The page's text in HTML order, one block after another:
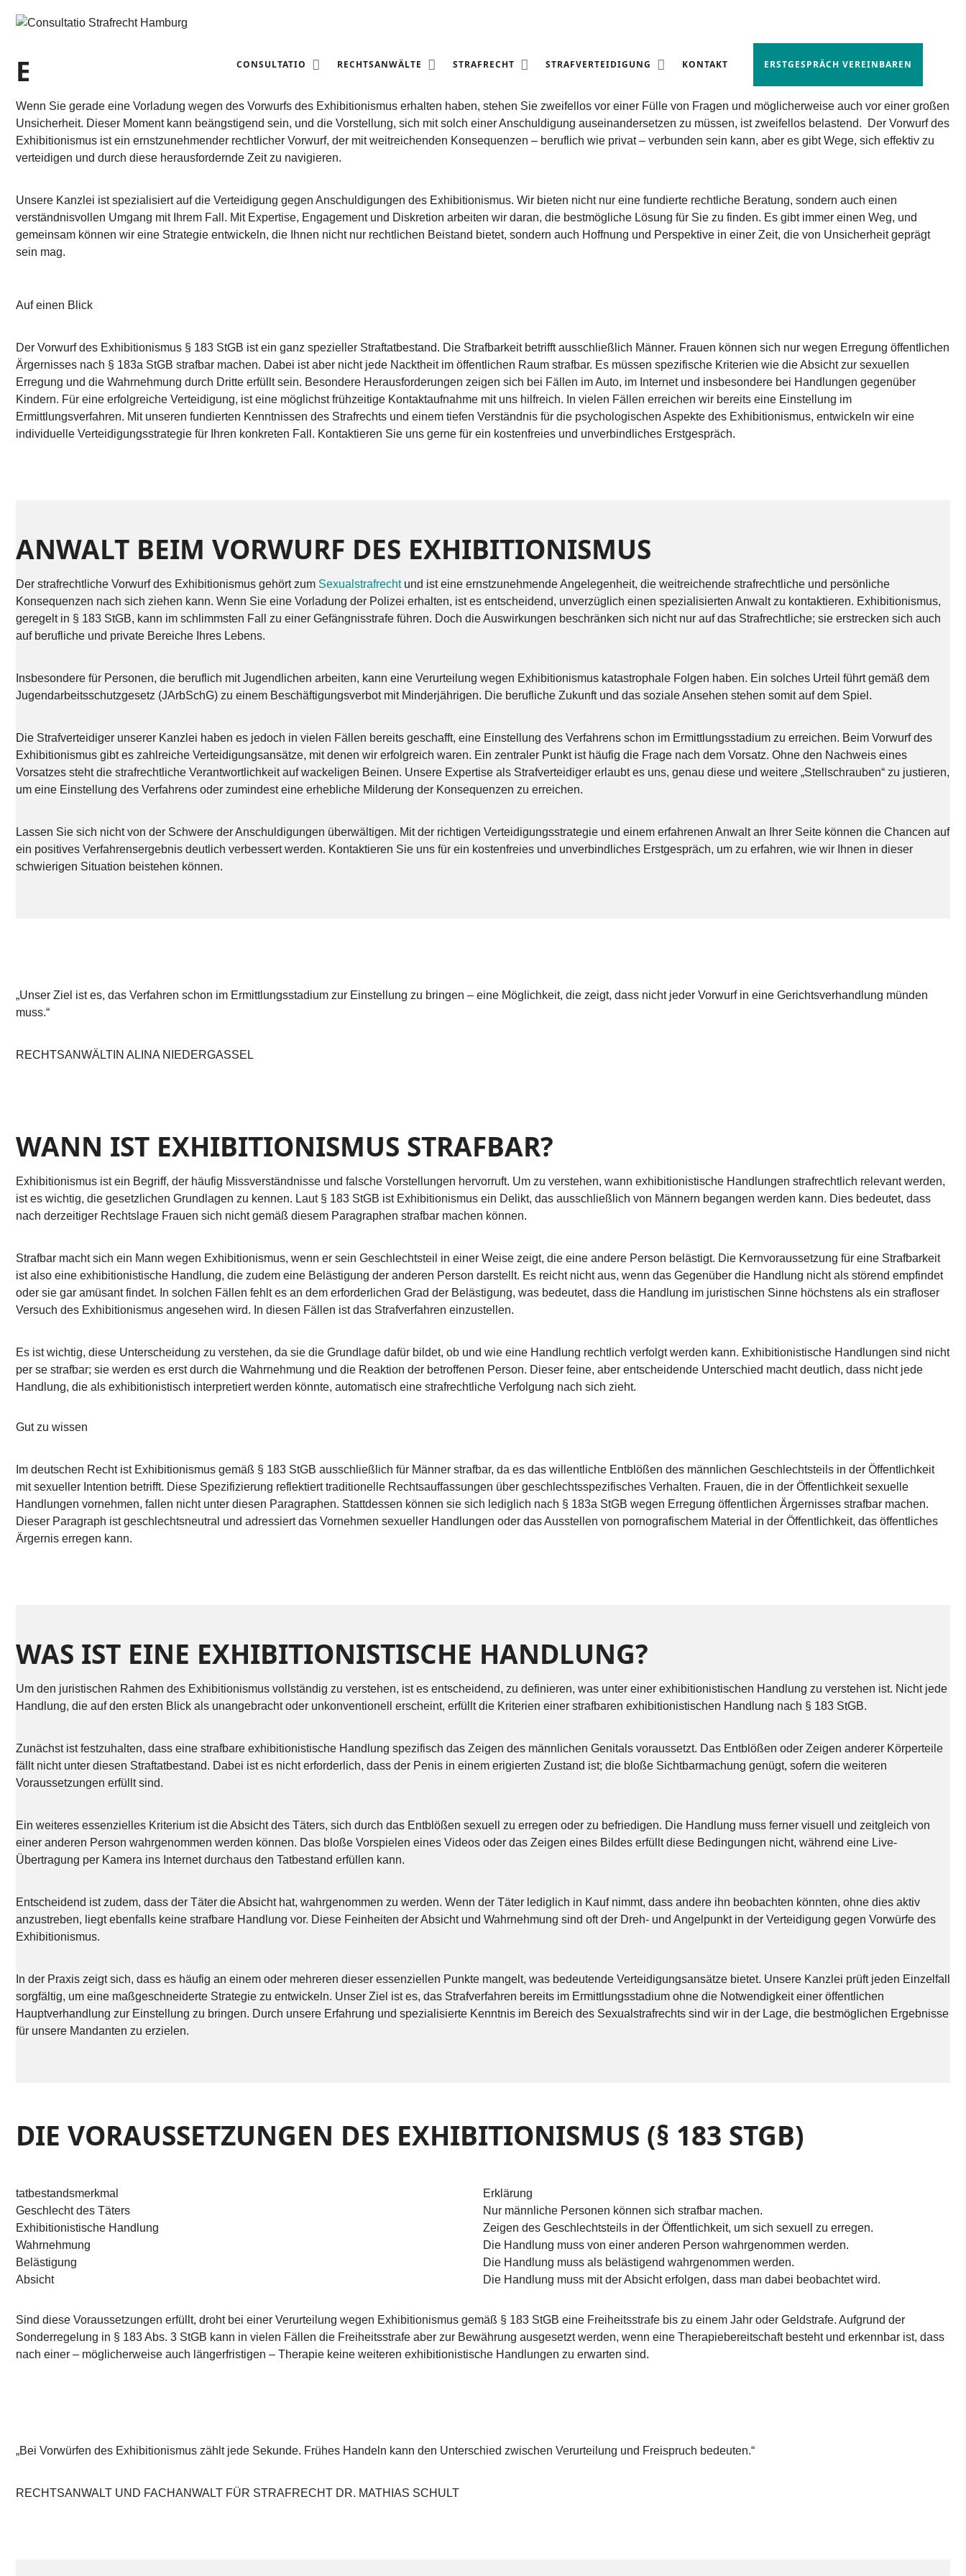
CONSULTATIO RECHTSANWÄLTE STRAFRECHT STRAFVERTEIDIGUNG KONTAKT ERSTGESPRÄCH VEREINBAREN
EXHIBITIONISMUS (§ 183 STGB)
Wenn Sie gerade eine Vorladung wegen des Vorwurfs des Exhibitionismus erhalten haben, stehen Sie zweifellos vor einer Fülle von Fragen und möglicherweise auch vor einer großen
Unsicherheit. Dieser Moment kann beängstigend sein, und die Vorstellung, sich mit solch einer Anschuldigung auseinandersetzen zu müssen, ist zweifellos belastend. Der Vorwurf des
Exhibitionismus ist ein ernstzunehmender rechtlicher Vorwurf, der mit weitreichenden Konsequenzen – beruflich wie privat – verbunden sein kann, aber es gibt Wege, sich effektiv zu
verteidigen und durch diese herausfordernde Zeit zu navigieren.
Unsere Kanzlei ist spezialisiert auf die Verteidigung gegen Anschuldigungen des Exhibitionismus. Wir bieten nicht nur eine fundierte rechtliche Beratung, sondern auch einen
verständnisvollen Umgang mit Ihrem Fall. Mit Expertise, Engagement und Diskretion arbeiten wir daran, die bestmögliche Lösung für Sie zu finden. Es gibt immer einen Weg, und
gemeinsam können wir eine Strategie entwickeln, die Ihnen nicht nur rechtlichen Beistand bietet, sondern auch Hoffnung und Perspektive in einer Zeit, die von Unsicherheit geprägt
sein mag.
Auf einen Blick
Der Vorwurf des Exhibitionismus § 183 StGB ist ein ganz spezieller Straftatbestand. Die Strafbarkeit betrifft ausschließlich Männer. Frauen können sich nur wegen Erregung öffentlichen
Ärgernisses nach § 183a StGB strafbar machen. Dabei ist aber nicht jede Nacktheit im öffentlichen Raum strafbar. Es müssen spezifische Kriterien wie die Absicht zur sexuellen
Erregung und die Wahrnehmung durch Dritte erfüllt sein. Besondere Herausforderungen zeigen sich bei Fällen im Auto, im Internet und insbesondere bei Handlungen gegenüber
Kindern. Für eine erfolgreiche Verteidigung, ist eine möglichst frühzeitige Kontaktaufnahme mit uns hilfreich. In vielen Fällen erreichen wir bereits eine Einstellung im
Ermittlungsverfahren. Mit unseren fundierten Kenntnissen des Strafrechts und einem tiefen Verständnis für die psychologischen Aspekte des Exhibitionismus, entwickeln wir eine
individuelle Verteidigungsstrategie für Ihren konkreten Fall. Kontaktieren Sie uns gerne für ein kostenfreies und unverbindliches Erstgespräch.
ANWALT BEIM VORWURF DES EXHIBITIONISMUS
Der strafrechtliche Vorwurf des Exhibitionismus gehört zum Sexualstrafrechtund ist eine ernstzunehmende Angelegenheit, die weitreichende strafrechtliche und persönliche
Konsequenzen nach sich ziehen kann. Wenn Sie eine Vorladung der Polizei erhalten, ist es entscheidend, unverzüglich einen spezialisierten Anwalt zu kontaktieren. Exhibitionismus,
geregelt in § 183 StGB, kann im schlimmsten Fall zu einer Gefängnisstrafe führen. Doch die Auswirkungen beschränken sich nicht nur auf das Strafrechtliche; sie erstrecken sich auch
auf berufliche und private Bereiche Ihres Lebens.
Insbesondere für Personen, die beruflich mit Jugendlichen arbeiten, kann eine Verurteilung wegen Exhibitionismus katastrophale Folgen haben. Ein solches Urteil führt gemäß dem
Jugendarbeitsschutzgesetz (JArbSchG) zu einem Beschäftigungsverbot mit Minderjährigen. Die berufliche Zukunft und das soziale Ansehen stehen somit auf dem Spiel.
Die Strafverteidiger unserer Kanzlei haben es jedoch in vielen Fällen bereits geschafft, eine Einstellung des Verfahrens schon im Ermittlungsstadium zu erreichen. Beim Vorwurf des
Exhibitionismus gibt es zahlreiche Verteidigungsansätze, mit denen wir erfolgreich waren. Ein zentraler Punkt ist häufig die Frage nach dem Vorsatz. Ohne den Nachweis eines
Vorsatzes steht die strafrechtliche Verantwortlichkeit auf wackeligen Beinen. Unsere Expertise als Strafverteidiger erlaubt es uns, genau diese und weitere „Stellschrauben“ zu justieren,
um eine Einstellung des Verfahrens oder zumindest eine erhebliche Milderung der Konsequenzen zu erreichen.
Lassen Sie sich nicht von der Schwere der Anschuldigungen überwältigen. Mit der richtigen Verteidigungsstrategie und einem erfahrenen Anwalt an Ihrer Seite können die Chancen auf
ein positives Verfahrensergebnis deutlich verbessert werden. Kontaktieren Sie uns für ein kostenfreies und unverbindliches Erstgespräch, um zu erfahren, wie wir Ihnen in dieser
schwierigen Situation beistehen können.
„Unser Ziel ist es, das Verfahren schon im Ermittlungsstadium zur Einstellung zu bringen – eine Möglichkeit, die zeigt, dass nicht jeder Vorwurf in eine Gerichtsverhandlung münden
muss.“
RECHTSANWÄLTIN ALINA NIEDERGASSEL
WANN IST EXHIBITIONISMUS STRAFBAR?
Exhibitionismus ist ein Begriff, der häufig Missverständnisse und falsche Vorstellungen hervorruft. Um zu verstehen, wann exhibitionistische Handlungen strafrechtlich relevant werden,
ist es wichtig, die gesetzlichen Grundlagen zu kennen. Laut § 183 StGB ist Exhibitionismus ein Delikt, das ausschließlich von Männern begangen werden kann. Dies bedeutet, dass
nach derzeitiger Rechtslage Frauen sich nicht gemäß diesem Paragraphen strafbar machen können.
Strafbar macht sich ein Mann wegen Exhibitionismus, wenn er sein Geschlechtsteil in einer Weise zeigt, die eine andere Person belästigt. Die Kernvoraussetzung für eine Strafbarkeit
ist also eine exhibitionistische Handlung, die zudem eine Belästigung der anderen Person darstellt. Es reicht nicht aus, wenn das Gegenüber die Handlung nicht als störend empfindet
oder sie gar amüsant findet. In solchen Fällen fehlt es an dem erforderlichen Grad der Belästigung, was bedeutet, dass die Handlung im juristischen Sinne höchstens als ein strafloser
Versuch des Exhibitionismus angesehen wird. In diesen Fällen ist das Strafverfahren einzustellen.
Es ist wichtig, diese Unterscheidung zu verstehen, da sie die Grundlage dafür bildet, ob und wie eine Handlung rechtlich verfolgt werden kann. Exhibitionistische Handlungen sind nicht
per se strafbar; sie werden es erst durch die Wahrnehmung und die Reaktion der betroffenen Person. Dieser feine, aber entscheidende Unterschied macht deutlich, dass nicht jede
Handlung, die als exhibitionistisch interpretiert werden könnte, automatisch eine strafrechtliche Verfolgung nach sich zieht.
Gut zu wissen
Im deutschen Recht ist Exhibitionismus gemäß § 183 StGB ausschließlich für Männer strafbar, da es das willentliche Entblößen des männlichen Geschlechtsteils in der Öffentlichkeit
mit sexueller Intention betrifft. Diese Spezifizierung reflektiert traditionelle Rechtsauffassungen über geschlechtsspezifisches Verhalten. Frauen, die in der Öffentlichkeit sexuelle
Handlungen vornehmen, fallen nicht unter diesen Paragraphen. Stattdessen können sie sich lediglich nach § 183a StGB wegen Erregung öffentlichen Ärgernisses strafbar machen.
Dieser Paragraph ist geschlechtsneutral und adressiert das Vornehmen sexueller Handlungen oder das Ausstellen von pornografischem Material in der Öffentlichkeit, das öffentliches
Ärgernis erregen kann.
WAS IST EINE EXHIBITIONISTISCHE HANDLUNG?
Um den juristischen Rahmen des Exhibitionismus vollständig zu verstehen, ist es entscheidend, zu definieren, was unter einer exhibitionistischen Handlung zu verstehen ist. Nicht jede
Handlung, die auf den ersten Blick als unangebracht oder unkonventionell erscheint, erfüllt die Kriterien einer strafbaren exhibitionistischen Handlung nach § 183 StGB.
Zunächst ist festzuhalten, dass eine strafbare exhibitionistische Handlung spezifisch das Zeigen des männlichen Genitals voraussetzt. Das Entblößen oder Zeigen anderer Körperteile
fällt nicht unter diesen Straftatbestand. Dabei ist es nicht erforderlich, dass der Penis in einem erigierten Zustand ist; die bloße Sichtbarmachung genügt, sofern die weiteren
Voraussetzungen erfüllt sind.
Ein weiteres essenzielles Kriterium ist die Absicht des Täters, sich durch das Entblößen sexuell zu erregen oder zu befriedigen. Die Handlung muss ferner visuell und zeitgleich von
einer anderen Person wahrgenommen werden können. Das bloße Vorspielen eines Videos oder das Zeigen eines Bildes erfüllt diese Bedingungen nicht, während eine Live-
Übertragung per Kamera ins Internet durchaus den Tatbestand erfüllen kann.
Entscheidend ist zudem, dass der Täter die Absicht hat, wahrgenommen zu werden. Wenn der Täter lediglich in Kauf nimmt, dass andere ihn beobachten könnten, ohne dies aktiv
anzustreben, liegt ebenfalls keine strafbare Handlung vor. Diese Feinheiten der Absicht und Wahrnehmung sind oft der Dreh- und Angelpunkt in der Verteidigung gegen Vorwürfe des
Exhibitionismus.
In der Praxis zeigt sich, dass es häufig an einem oder mehreren dieser essenziellen Punkte mangelt, was bedeutende Verteidigungsansätze bietet. Unsere Kanzlei prüft jeden Einzelfall
sorgfältig, um eine maßgeschneiderte Strategie zu entwickeln. Unser Ziel ist es, das Strafverfahren bereits im Ermittlungsstadium ohne die Notwendigkeit einer öffentlichen
Hauptverhandlung zur Einstellung zu bringen. Durch unsere Erfahrung und spezialisierte Kenntnis im Bereich des Sexualstrafrechts sind wir in der Lage, die bestmöglichen Ergebnisse
für unsere Mandanten zu erzielen.
DIE VORAUSSETZUNGEN DES EXHIBITIONISMUS (§ 183 STGB)
tatbestandsmerkmal
Erklärung
Geschlecht des Täters
Nur männliche Personen können sich strafbar machen.
Exhibitionistische Handlung
Zeigen des Geschlechtsteils in der Öffentlichkeit, um sich sexuell zu erregen.
Wahrnehmung
Die Handlung muss von einer anderen Person wahrgenommen werden.
Belästigung
Die Handlung muss als belästigend wahrgenommen werden.
Absicht
Die Handlung muss mit der Absicht erfolgen, dass man dabei beobachtet wird.
Sind diese Voraussetzungen erfüllt, droht bei einer Verurteilung wegen Exhibitionismus gemäß § 183 StGB eine Freiheitsstrafe bis zu einem Jahr oder Geldstrafe. Aufgrund der
Sonderregelung in § 183 Abs. 3 StGB kann in vielen Fällen die Freiheitsstrafe aber zur Bewährung ausgesetzt werden, wenn eine Therapiebereitschaft besteht und erkennbar ist, dass
nach einer – möglicherweise auch längerfristigen – Therapie keine weiteren exhibitionistische Handlungen zu erwarten sind.
„Bei Vorwürfen des Exhibitionismus zählt jede Sekunde. Frühes Handeln kann den Unterschied zwischen Verurteilung und Freispruch bedeuten.“
RECHTSANWALT UND FACHANWALT FÜR STRAFRECHT DR. MATHIAS SCHULT